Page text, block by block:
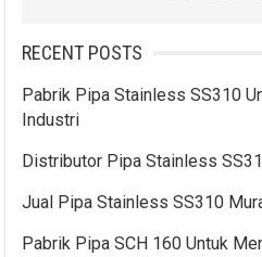
RECENT POSTS
Pabrik Pipa Stainless SS310
Industri
Distributor Pipa Stainless
Jual Pipa Stainless SS310
Pabrik Pipa SCH 160 Untuk